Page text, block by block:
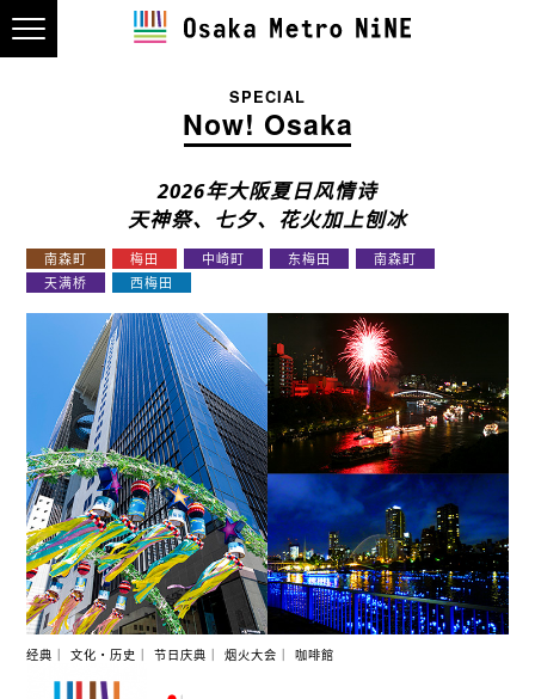
SPECIAL
Now! Osaka
2026年大阪夏日风情诗
天神祭、七夕、花火加上刨冰
南森町 梅田 中崎町 东梅田
南森町
天满桥
西梅田
经典 文化・历史 节日庆典 烟火大会 咖啡館